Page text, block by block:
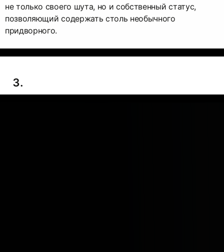
не только своего шута, но и собственный статус,
позволяющий содержать столь необычного
придворного.